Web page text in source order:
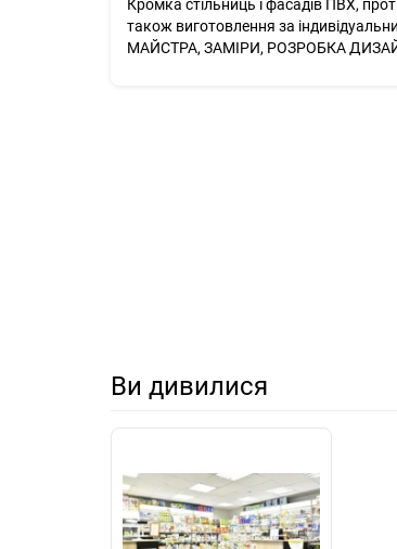
Кромка стільниць і фасадів ПВХ,
також виготовлення за
МАЙСТРА, ЗАМІРИ, РОЗРОБКА
Ви дивилися